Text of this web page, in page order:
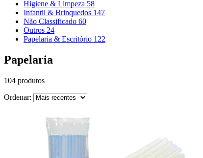
Higiene & Limpeza 58
Infantil & Brinquedos 147
Não Classificado 60
Outros 24
Papelaria & Escritório 122
Papelaria
104 produtos
Ordenar: